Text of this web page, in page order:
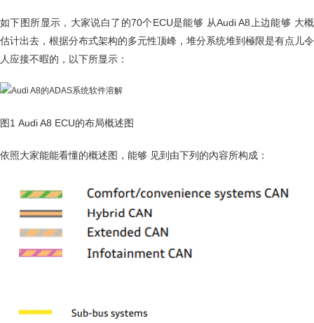
如下图所显示，大家说白了的70个ECU是能够 从Audi A8上边能够 大概
估计出去，根据分布式架构的多元性顶峰，堆分系统堆到極限是有点儿令
人应接不暇的，以下所显示：
图1 Audi A8 ECU的布局概述图
依照大家能能看懂的概述图，能够 见到由下列的內容所构成：